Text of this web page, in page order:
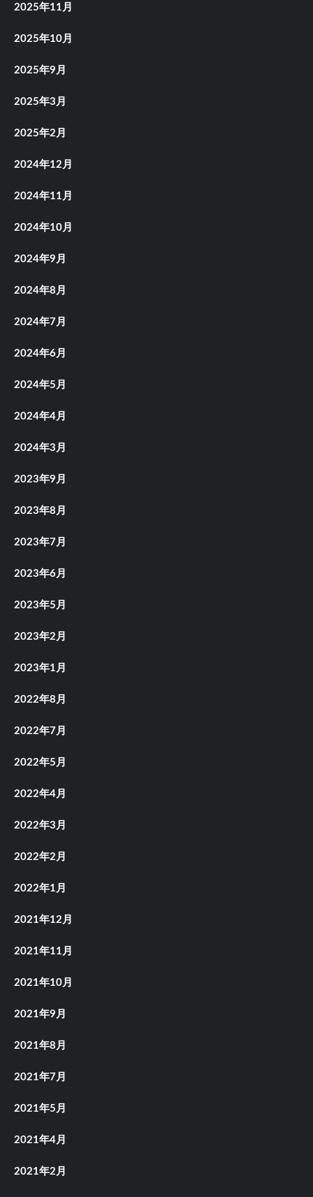
2025年11月
2025年10月
2025年9月
2025年3月
2025年2月
2024年12月
2024年11月
2024年10月
2024年9月
2024年8月
2024年7月
2024年6月
2024年5月
2024年4月
2024年3月
2023年9月
2023年8月
2023年7月
2023年6月
2023年5月
2023年2月
2023年1月
2022年8月
2022年7月
2022年5月
2022年4月
2022年3月
2022年2月
2022年1月
2021年12月
2021年11月
2021年10月
2021年9月
2021年8月
2021年7月
2021年5月
2021年4月
2021年2月